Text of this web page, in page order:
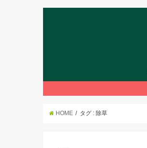
HOME タグ : 除草